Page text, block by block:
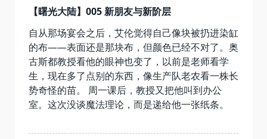
西
【曙光大陆】005 新朋友与新阶层
自从那场宴会之后，艾伦觉得自己像块被扔进染缸
的布——表面还是那块布，但颜色已经不对了。奥
古斯都教授看他的眼神也变了，以前是老师看学
生，现在多了点别的东西，像生产队老农看一株长
势奇怪的苗。 周一课后，教授又把他叫到办公
室。这次没谈魔法理论，而是递给他一张纸条。